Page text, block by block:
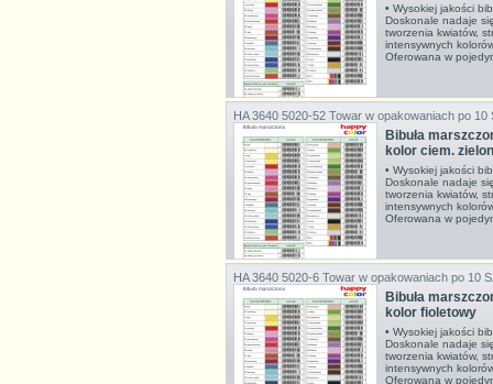
• Wysokiej jakości
Doskonale nadaje
tworzenia kwiatów,
intensywnych
Oferowana w
HA 3640 5020-52 Towar w opakowaniach po 10
Bibuła
kolor ciem.
• Wysokiej jakości
Doskonale nadaje
tworzenia kwiatów,
intensywnych
Oferowana w
HA 3640 5020-6 Towar w opakowaniach po 10
Bibuła
kolor fioletowy
• Wysokiej jakości
Doskonale nadaje
tworzenia kwiatów,
intensywnych
Oferowana w